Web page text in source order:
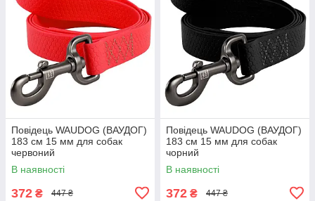
Повідець WAUDOG (ВАУДОГ)
183 см 15 мм для собак
червоний
В наявності
372 ₴ 447 ₴
Повідець WAUDOG (ВАУДОГ)
183 см 15 мм для собак
чорний
В наявності
372 ₴ 447 ₴